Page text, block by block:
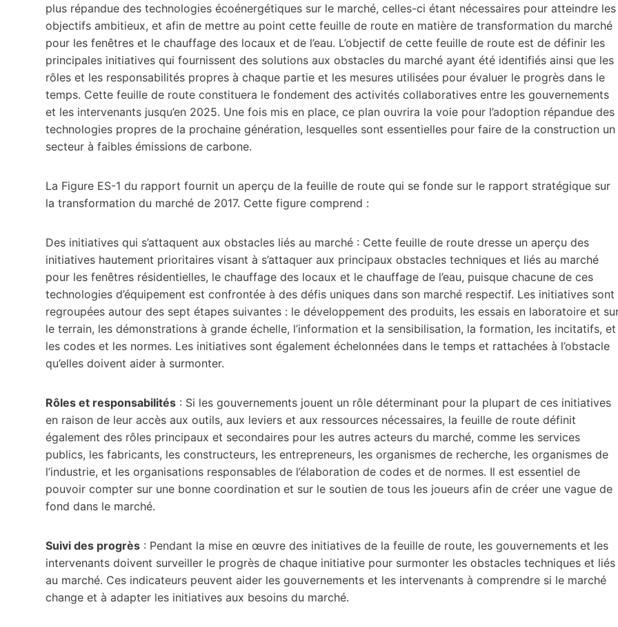
plus répandue des technologies écoénergétiques sur le marché, celles-ci étant nécessaires pour atteindre les
objectifs ambitieux, et afin de mettre au point cette feuille de route en matière de transformation du marché
pour les fenêtres et le chauffage des locaux et de l’eau. L’objectif de cette feuille de route est de définir les
principales initiatives qui fournissent des solutions aux obstacles du marché ayant été identifiés ainsi que les
rôles et les responsabilités propres à chaque partie et les mesures utilisées pour évaluer le progrès dans le
temps. Cette feuille de route constituera le fondement des activités collaboratives entre les gouvernements
et les intervenants jusqu’en 2025. Une fois mis en place, ce plan ouvrira la voie pour l’adoption répandue des
technologies propres de la prochaine génération, lesquelles sont essentielles pour faire de la construction un
secteur à faibles émissions de carbone.
La Figure ES-1 du rapport fournit un aperçu de la feuille de route qui se fonde sur le rapport stratégique sur
la transformation du marché de 2017. Cette figure comprend :
Des initiatives qui s’attaquent aux obstacles liés au marché : Cette feuille de route dresse un aperçu des
initiatives hautement prioritaires visant à s’attaquer aux principaux obstacles techniques et liés au marché
pour les fenêtres résidentielles, le chauffage des locaux et le chauffage de l’eau, puisque chacune de ces
technologies d’équipement est confrontée à des défis uniques dans son marché respectif. Les initiatives sont
regroupées autour des sept étapes suivantes : le développement des produits, les essais en laboratoire et
le terrain, les démonstrations à grande échelle, l’information et la sensibilisation, la formation, les incitatifs, et
les codes et les normes. Les initiatives sont également échelonnées dans le temps et rattachées à l’obstacle
qu’elles doivent aider à surmonter.
Rôles et responsabilités : Si les gouvernements jouent un rôle déterminant pour la plupart de ces initiatives
en raison de leur accès aux outils, aux leviers et aux ressources nécessaires, la feuille de route définit
également des rôles principaux et secondaires pour les autres acteurs du marché, comme les services
publics, les fabricants, les constructeurs, les entrepreneurs, les organismes de recherche, les organismes de
l’industrie, et les organisations responsables de l’élaboration de codes et de normes. Il est essentiel de
pouvoir compter sur une bonne coordination et sur le soutien de tous les joueurs afin de créer une vague de
fond dans le marché.
Suivi des progrès : Pendant la mise en œuvre des initiatives de la feuille de route, les gouvernements et les
intervenants doivent surveiller le progrès de chaque initiative pour surmonter les obstacles techniques et liés
au marché. Ces indicateurs peuvent aider les gouvernements et les intervenants à comprendre si le marché
change et à adapter les initiatives aux besoins du marché.